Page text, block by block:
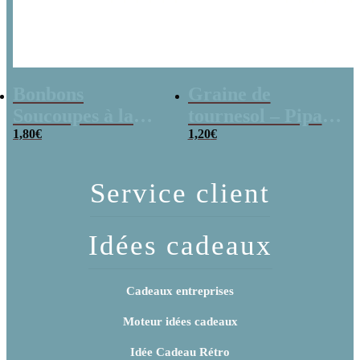
poudre (x20)
1,80€
x 3
1,20€
Service client
Idées cadeaux
Cadeaux entreprises
Moteur idées cadeaux
Idée Cadeau Rétro